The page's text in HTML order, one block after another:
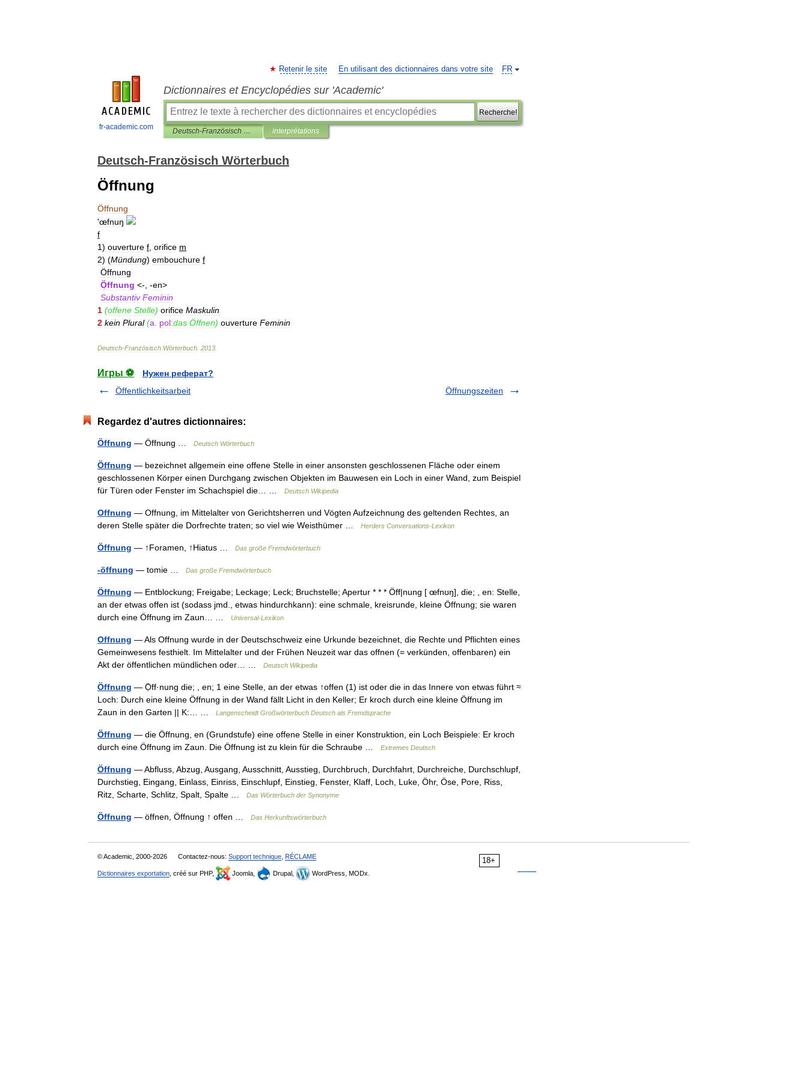
fr-academic.com
FR
Retenir le site En utilisant des dictionnaires dans votre site
Dictionnaires et Encyclopédies sur 'Academic'
Recherche!
Deutsch-Französisch Wörterbuch interprétations
Deutsch-Französisch Wörterbuch
Öffnung
Öffnung
'œfnuŋ
f
1) ouverture f orifice m
2) (Mündung) embouchure f
Öffnung
Öffnung <-, -en>
Substantiv Feminin
1 (offene Stelle) orifice Maskulin
2 kein Plural (a pol:das Öffnen) ouverture Feminin
Deutsch-Französisch Wörterbuch 2013
Игры ⚽
Нужен реферат?
Öffentlichkeitsarbeit
Öffnungszeiten
Regardez d'autres dictionnaires:
Öffnung — Öffnung … Deutsch Wörterbuch
Öffnung — bezeichnet allgemein eine offene Stelle in einer ansonsten geschlossenen Fläche oder einem
geschlossenen Körper einen Durchgang zwischen Objekten im Bauwesen ein Loch in einer Wand, zum Beispiel
für Türen oder Fenster im Schachspiel die… …
Deutsch Wikipedia
Offnung — Offnung, im Mittelalter von Gerichtsherren und Vögten Aufzeichnung des geltenden Rechtes, an
deren Stelle später die Dorfrechte traten; so viel wie Weisthümer …
Herders Conversations-Lexikon
Öffnung — ↑Foramen, ↑Hiatus … Das große Fremdwörterbuch
-öffnung — tomie … Das große Fremdwörterbuch
Öffnung — Entblockung; Freigabe; Leckage; Leck; Bruchstelle; Apertur * * * Öff|nung [ œfnʊŋ], die; , en: Stelle,
an der etwas offen ist (sodass jmd., etwas hindurchkann): eine schmale, kreisrunde, kleine Öffnung; sie waren
durch eine Öffnung im Zaun… …
Universal-Lexikon
Offnung — Als Offnung wurde in der Deutschschweiz eine Urkunde bezeichnet, die Rechte und Pflichten eines
Gemeinwesens festhielt. Im Mittelalter und der Frühen Neuzeit war das offnen (= verkünden, offenbaren) ein
Akt der öffentlichen mündlichen oder… …
Deutsch Wikipedia
Öffnung — Ọ̈ff·nung die; , en; 1 eine Stelle, an der etwas ↑offen (1) ist oder die in das Innere von etwas führt ≈
Loch: Durch eine kleine Öffnung in der Wand fällt Licht in den Keller; Er kroch durch eine kleine Öffnung im
Zaun in den Garten || K:… …
Langenscheidt Großwörterbuch Deutsch als Fremdsprache
Öffnung — die Öffnung, en (Grundstufe) eine offene Stelle in einer Konstruktion, ein Loch Beispiele: Er kroch
durch eine Öffnung im Zaun. Die Öffnung ist zu klein für die Schraube …
Extremes Deutsch
Öffnung — Abfluss, Abzug, Ausgang, Ausschnitt, Ausstieg, Durchbruch, Durchfahrt, Durchreiche, Durchschlupf,
Durchstieg, Eingang, Einlass, Einriss, Einschlupf, Einstieg, Fenster, Klaff, Loch, Luke, Öhr, Öse, Pore, Riss,
Ritz, Scharte, Schlitz, Spalt, Spalte …
Das Wörterbuch der Synonyme
Öffnung — öffnen, Öffnung ↑ offen … Das Herkunftswörterbuch
18+
© Academic, 2000-2026 Contactez-nous: Support technique RÉCLAME
Dictionnaires exportation , créé sur PHP, Joomla, Drupal, WordPress, MODx.